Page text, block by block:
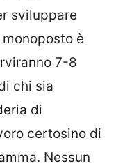
sviluppare
è
7-8
chi sia
di
certosino di
Nessun